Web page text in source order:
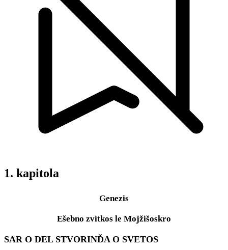
1. kapitola
Genezis
Ešebno zvitkos le Mojžišoskro
SAR O DEL STVORINĎA O SVETOS